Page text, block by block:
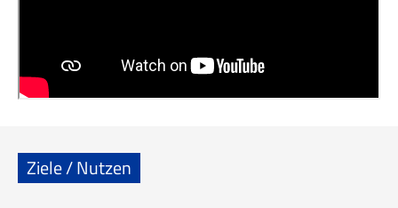
Ziele / Nutzen